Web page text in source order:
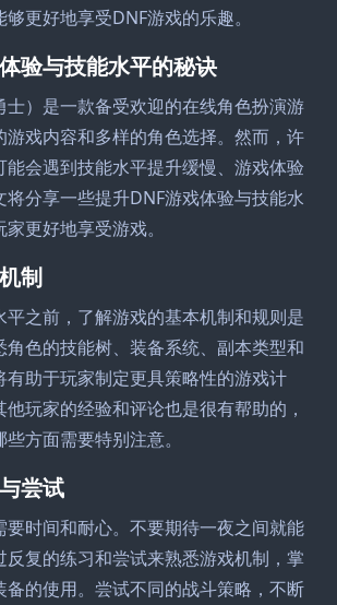
更好地享受DNF游戏的乐趣。
验与技能水平的秘诀
士）是一款备受欢迎的在线角色扮演游
游戏内容和多样的角色选择。然而，许
能会遇到技能水平提升缓慢、游戏体验
分享一些提升DNF游戏体验与技能水
更好地享受游戏。
制
平之前，了解游戏的基本机制和规则是
角色的技能树、装备系统、副本类型和
有助于玩家制定更具策略性的游戏计
玩家的经验和评论也是很有帮助的，
方面需要特别注意。
尝试
要时间和耐心。不要期待一夜之间就能
反复的练习和尝试来熟悉游戏机制，掌
备的使用。尝试不同的战斗策略，不断